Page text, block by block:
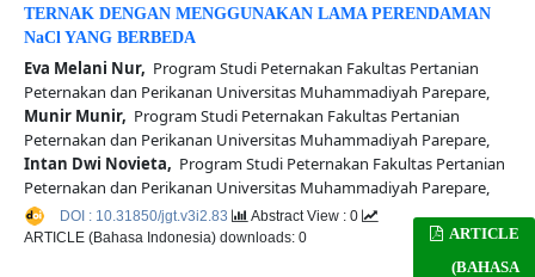
TERNAK DENGAN MENGGUNAKAN LAMA PERENDAMAN
NaCl YANG BERBEDA
Eva Melani Nur, Program Studi Peternakan Fakultas Pertanian
Peternakan dan Perikanan Universitas Muhammadiyah Parepare,
Munir Munir, Program Studi Peternakan Fakultas Pertanian
Peternakan dan Perikanan Universitas Muhammadiyah Parepare,
Intan Dwi Novieta, Program Studi Peternakan Fakultas Pertanian
Peternakan dan Perikanan Universitas Muhammadiyah Parepare,
ARTICLE
(BAHASA
DOI : 10.31850/jgt.v3i2.83
Abstract View : 0
ARTICLE (Bahasa Indonesia) downloads: 0